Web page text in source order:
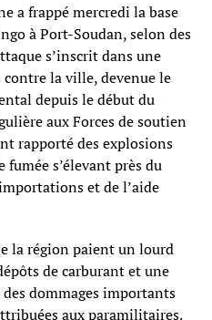
a frappé mercredi la base
à Port-Soudan, selon des
s’inscrit dans une
contre la ville, devenue le
depuis le début du
aux Forces de soutien
rapporté des explosions
fumée s’élevant près du
et de l’aide
la région paient un lourd
de carburant et une
dommages importants
aux paramilitaires.